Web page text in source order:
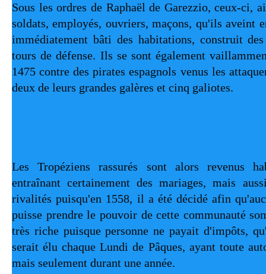
Sous les ordres de Raphaël de Garezzio, ceux-ci,
soldats, employés, ouvriers, maçons, qu'ils aveint
immédiatement bâti des habitations, construit
tours de défense. Ils se sont également
1475 contre des pirates espagnols venus les
deux de leurs grandes galères et cinq galiotes.
Les Tropéziens rassurés sont alors revenus
entraînant certainement des mariages, mais
rivalités puisqu'en 1558, il a été décidé afin
puisse prendre le pouvoir de cette communauté
très riche puisque personne ne payait d'impôts,
serait élu chaque Lundi de Pâques, ayant toute
mais seulement durant une année.